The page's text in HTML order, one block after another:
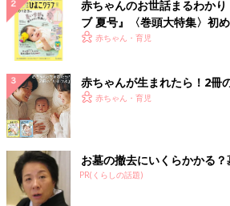
赤ちゃんのお世話まるわか
ブ 夏号』〈巻頭大特集〉初
く！ おっぱい・ミルクの基
赤ちゃん・育児
赤ちゃんが生まれたら！2冊
赤ちゃん・育児
お墓の撤去にいくらかかる
PR(くらしの話題)